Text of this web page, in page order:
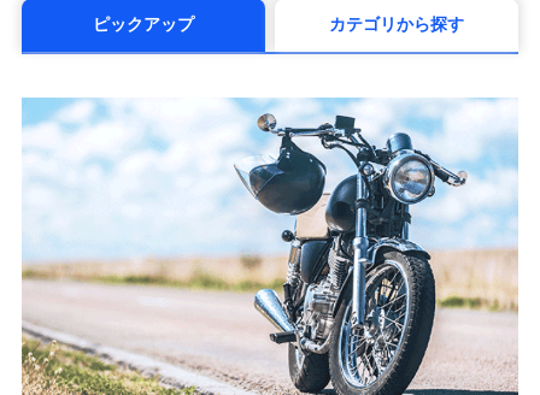
life.co.jp）
太陽生命保険株式会社（https://www.taiyo-
（https://www.zurichlife.co.jp/）
東京海上日動あんしん生命保険株式会社
（https://www.tmn-anshin.co.jp/）
なないろ生命保険株式会社
（https://www.nanairolife.co.jp/）
日本生命保険相互会社
（https://www.nissay.co.jp）
はなさく生命保険株式会社
（https://www.life8739.co.jp/）
マニュライフ生命保険株式会社
（https://www.manulife.co.jp/）
ピックアップ カテゴリから探す